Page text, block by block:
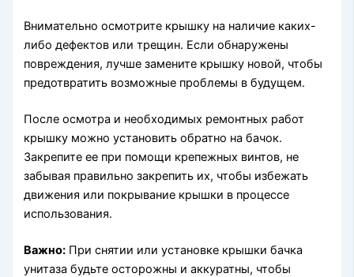
Внимательно осмотрите крышку на наличие каких-
либо дефектов или трещин. Если обнаружены
повреждения, лучше замените крышку новой, чтобы
предотвратить возможные проблемы в будущем.
После осмотра и необходимых ремонтных работ
крышку можно установить обратно на бачок.
Закрепите ее при помощи крепежных винтов, не
забывая правильно закрепить их, чтобы избежать
движения или покрывание крышки в процессе
использования.
Важно: При снятии или установке крышки бачка
унитаза будьте осторожны и аккуратны, чтобы